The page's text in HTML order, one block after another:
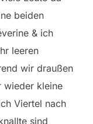
beiden
& ich
leeren
wir draußen
wieder kleine
Viertel nach
sind